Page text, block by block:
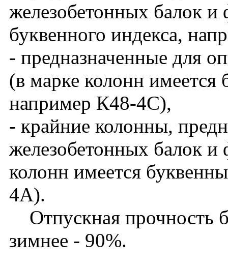
железобетонных балок
буквенного индекса,
- предназначенные для
(в марке колонн
например К48-4С),
- крайние колонны,
железобетонных балок и
колонн имеется
4А).
Отпускная прочность
зимнее - 90%.